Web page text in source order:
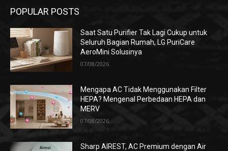
POPULAR POSTS
Saat Satu Purifier Tak Lagi Cukup untuk
Seluruh Bagian Rumah, LG PuriCare
AeroMini Solusinya
07/08/2026
Mengapa AC Tidak Menggunakan Filter
HEPA? Mengenal Perbedaan HEPA dan
MERV
07/08/2026
Sharp AIREST, AC Premium dengan Air